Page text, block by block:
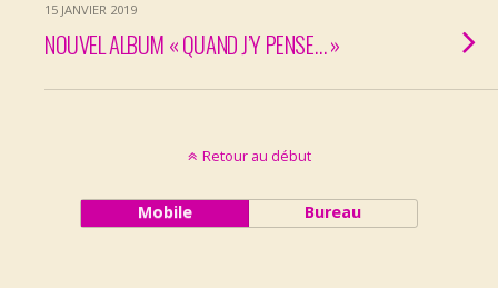
15 JANVIER 2019
NOUVEL ALBUM « QUAND J’Y PENSE… »
Retour au début
Mobile Bureau